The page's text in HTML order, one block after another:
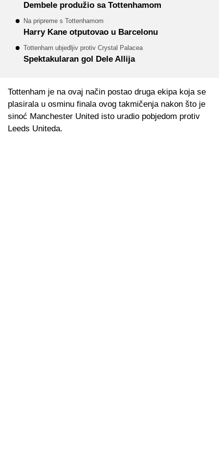
Dembele produžio sa Tottenhamom
Na pripreme s Tottenhamom
Harry Kane otputovao u Barcelonu
Tottenham ubjedljiv protiv Crystal Palacea
Spektakularan gol Dele Allija
Tottenham je na ovaj način postao druga ekipa koja se
plasirala u osminu finala ovog takmičenja nakon što je
sinoć Manchester United isto uradio pobjedom protiv
Leeds Uniteda.